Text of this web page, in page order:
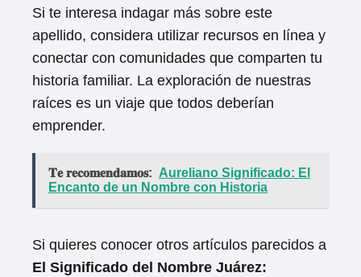
Si te interesa indagar más sobre este
apellido, considera utilizar recursos en línea y
conectar con comunidades que comparten tu
historia familiar. La exploración de nuestras
raíces es un viaje que todos deberían
emprender.
𝐓𝐞 𝐫𝐞𝐜𝐨𝐦𝐞𝐧𝐝𝐚𝐦𝐨𝐬: Aureliano Significado: El
Encanto de un Nombre con Historia
Si quieres conocer otros artículos parecidos a
El Significado del Nombre Juárez: